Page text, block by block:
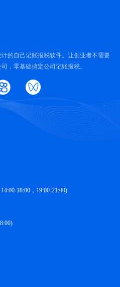
的自己记账报税软件。让创业者不需要
，零基础搞定公司记账报税。
18:00，19:00-21:00)